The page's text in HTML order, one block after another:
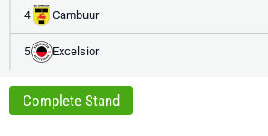
4 Cambuur
5 Excelsior
Complete Stand